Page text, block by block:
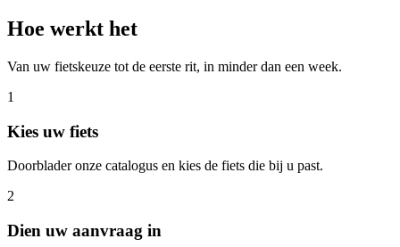
Hoe werkt het
Van uw fietskeuze tot de eerste rit, in minder dan een week.
1
Kies uw fiets
Doorblader onze catalogus en kies de fiets die bij u past.
2
Dien uw aanvraag in